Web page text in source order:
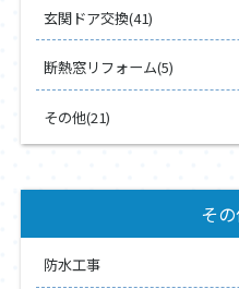
玄関ドア交換(41)
断熱窓リフォーム(5)
その他(21)
そ
防水工事